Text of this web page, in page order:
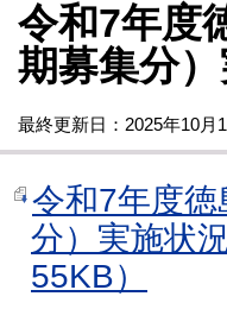
令和7年度
期募集分
最終更新日：2025年10月
令和7年度
分）実施状
55KB）